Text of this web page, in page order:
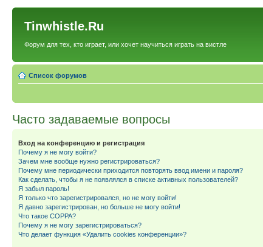
Tinwhistle.Ru
Форум для тех, кто играет, или хочет научиться играть на вистле
Список форумов
Часто задаваемые вопросы
Вход на конференцию и регистрация
Почему я не могу войти?
Зачем мне вообще нужно регистрироваться?
Почему мне периодически приходится повторять ввод имени и пароля?
Как сделать, чтобы я не появлялся в списке активных пользователей?
Я забыл пароль!
Я только что зарегистрировался, но не могу войти!
Я давно зарегистрирован, но больше не могу войти!
Что такое COPPA?
Почему я не могу зарегистрироваться?
Что делает функция «Удалить cookies конференции»?